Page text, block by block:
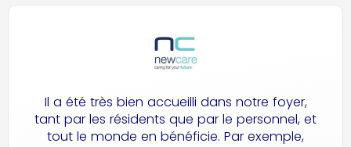
Il a été très bien accueilli dans notre foyer,
tant par les résidents que par le personnel, et
tout le monde en bénéficie. Par exemple,